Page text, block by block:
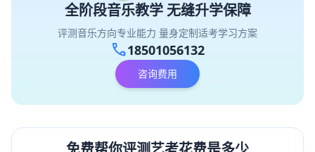
全阶段音乐教学 无缝升学保障
评测音乐方向专业能力 量身定制适考学习方案
call18501056132
咨询费用